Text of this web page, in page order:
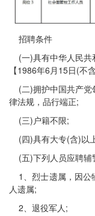
招聘条件
(一)具有中华人民共
【1986年6月15日(不
(二)拥护中国共产党
律法规，品行端正;
(三)户籍不限;
(四)具有大专(含)以
(五)下列人员应聘辅
1、烈士遗属，因公
人遗属;
2、退役军人;